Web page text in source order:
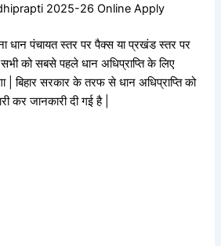
2025-26 Online Apply
धान पंचायत स्तर पर पैक्स या प्रखंड स्तर पर
को सबसे पहले धान अधिप्राप्ति के लिए
बिहार सरकार के तरफ से धान अधिप्राप्ति को
कर जानकारी दी गई है |